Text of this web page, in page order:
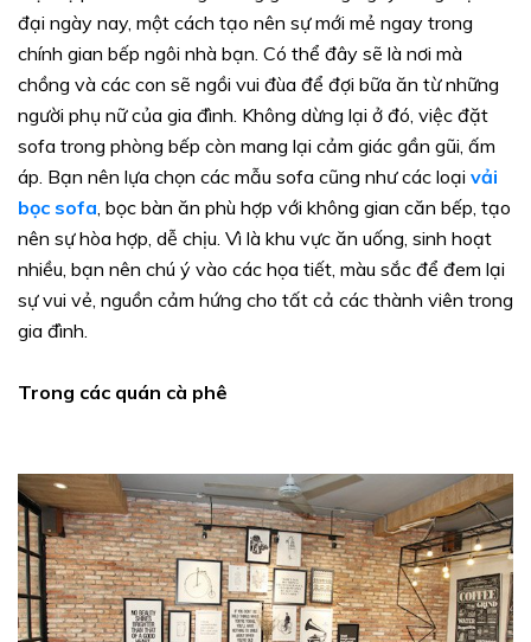
đại ngày nay, một cách tạo nên sự mới mẻ ngay trong
chính gian bếp ngôi nhà bạn. Có thể đây sẽ là nơi mà
chồng và các con sẽ ngồi vui đùa để đợi bữa ăn từ những
người phụ nữ của gia đình. Không dừng lại ở đó, việc đặt
sofa trong phòng bếp còn mang lại cảm giác gần gũi, ấm
áp. Bạn nên lựa chọn các mẫu sofa cũng như các loại vải
bọc sofa , bọc bàn ăn phù hợp với không gian căn bếp, tạo
nên sự hòa hợp, dễ chịu. Vì là khu vực ăn uống, sinh hoạt
nhiều, bạn nên chú ý vào các họa tiết, màu sắc để đem lại
sự vui vẻ, nguồn cảm hứng cho tất cả các thành viên trong
gia đình.
Trong các quán cà phê